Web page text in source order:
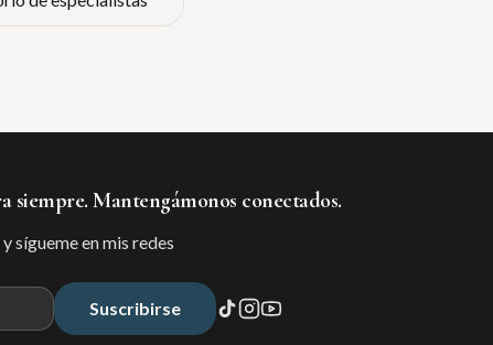
siempre. Mantengámonos conectados.
sígueme en mis redes
Correo electrónico para suscribirte al boletín
Suscribirse